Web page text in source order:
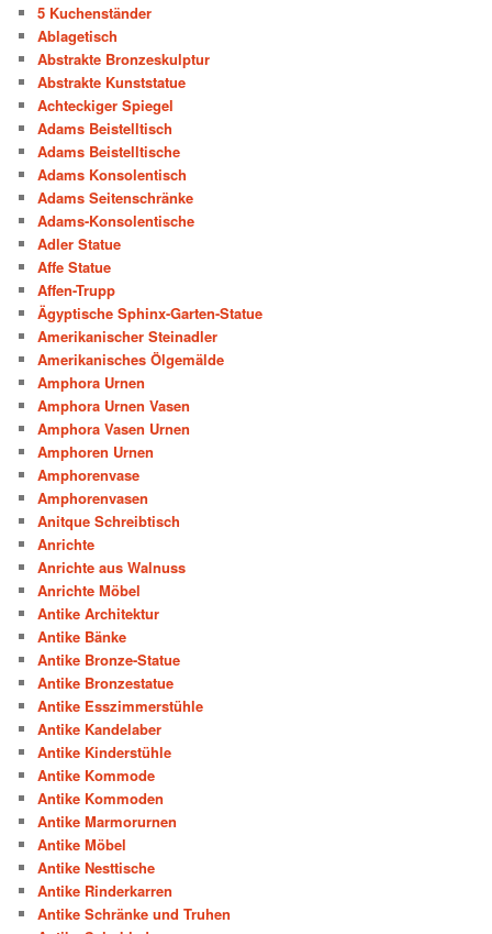
5 Kuchenständer
Ablagetisch
Abstrakte Bronzeskulptur
Abstrakte Kunststatue
Achteckiger Spiegel
Adams Beistelltisch
Adams Beistelltische
Adams Konsolentisch
Adams Seitenschränke
Adams-Konsolentische
Adler Statue
Affe Statue
Affen-Trupp
Ägyptische Sphinx-Garten-Statue
Amerikanischer Steinadler
Amerikanisches Ölgemälde
Amphora Urnen
Amphora Urnen Vasen
Amphora Vasen Urnen
Amphoren Urnen
Amphorenvase
Amphorenvasen
Anitque Schreibtisch
Anrichte
Anrichte aus Walnuss
Anrichte Möbel
Antike Architektur
Antike Bänke
Antike Bronze-Statue
Antike Bronzestatue
Antike Esszimmerstühle
Antike Kandelaber
Antike Kinderstühle
Antike Kommode
Antike Kommoden
Antike Marmorurnen
Antike Möbel
Antike Nesttische
Antike Rinderkarren
Antike Schränke und Truhen